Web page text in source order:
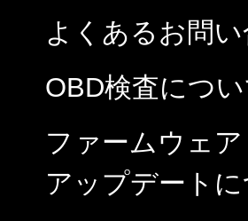
よくあるお問
OBD検査につい
ファームウェア
アップデート